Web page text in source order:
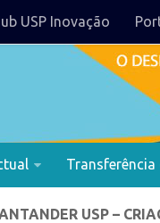
USP Inovação
Transferência
USP –